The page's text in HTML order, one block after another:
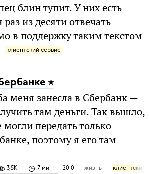
блин тупит. У них есть
из десяти отвечать
в поддержку таким текстом
клиентский сервис
меня занесла в Сбербанк —
там деньги. Так вышло,
передать только
поэтому я его там
3,5K 7 мин 2010 жизнь клиентский